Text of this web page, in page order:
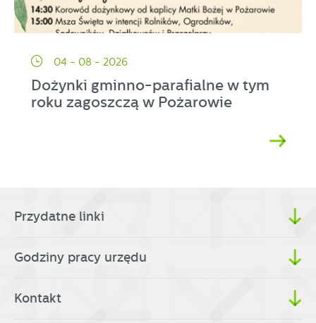
04 - 08 - 2026
Dożynki gminno-parafialne w tym
roku zagoszczą w Pożarowie
Przydatne linki
Godziny pracy urzędu
Kontakt